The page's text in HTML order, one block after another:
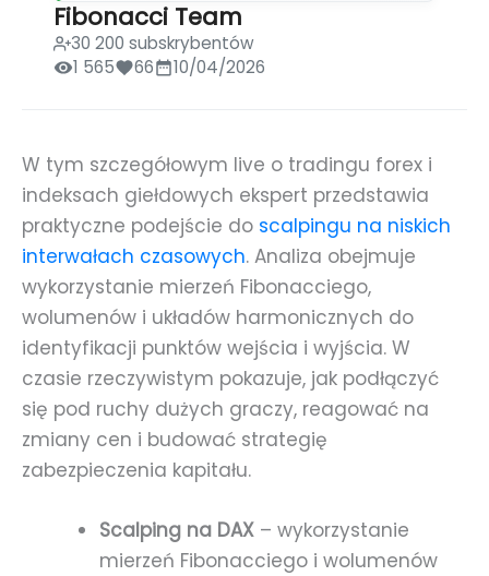
Fibonacci Team
30 200 subskrybentów
1 565
66 10/04/2026
W tym szczegółowym live o tradingu forex i
indeksach giełdowych ekspert przedstawia
praktyczne podejście do scalpingu na niskich
interwałach czasowych. Analiza obejmuje
wykorzystanie mierzeń Fibonacciego,
wolumenów i układów harmonicznych do
identyfikacji punktów wejścia i wyjścia. W
czasie rzeczywistym pokazuje, jak podłączyć
się pod ruchy dużych graczy, reagować na
zmiany cen i budować strategię
zabezpieczenia kapitału.
Scalping na DAX – wykorzystanie
mierzeń Fibonacciego i wolumenów